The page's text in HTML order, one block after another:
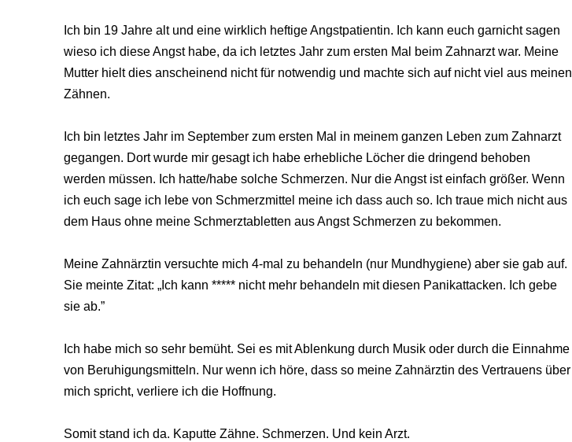
Ich bin 19 Jahre alt und eine wirklich heftige Angstpatientin. Ich kann euch garnicht sagen
wieso ich diese Angst habe, da ich letztes Jahr zum ersten Mal beim Zahnarzt war. Meine
Mutter hielt dies anscheinend nicht für notwendig und machte sich auf nicht viel aus meinen
Zähnen.
Ich bin letztes Jahr im September zum ersten Mal in meinem ganzen Leben zum Zahnarzt
gegangen. Dort wurde mir gesagt ich habe erhebliche Löcher die dringend behoben
werden müssen. Ich hatte/habe solche Schmerzen. Nur die Angst ist einfach größer. Wenn
ich euch sage ich lebe von Schmerzmittel meine ich dass auch so. Ich traue mich nicht aus
dem Haus ohne meine Schmerztabletten aus Angst Schmerzen zu bekommen.
Meine Zahnärztin versuchte mich 4-mal zu behandeln (nur Mundhygiene) aber sie gab auf.
Sie meinte Zitat: „Ich kann ***** nicht mehr behandeln mit diesen Panikattacken. Ich gebe
sie ab.”
Ich habe mich so sehr bemüht. Sei es mit Ablenkung durch Musik oder durch die Einnahme
von Beruhigungsmitteln. Nur wenn ich höre, dass so meine Zahnärztin des Vertrauens über
mich spricht, verliere ich die Hoffnung.
Somit stand ich da. Kaputte Zähne. Schmerzen. Und kein Arzt.